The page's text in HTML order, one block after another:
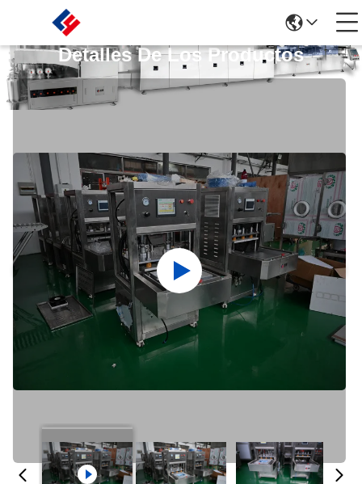
Detalles De Los Productos